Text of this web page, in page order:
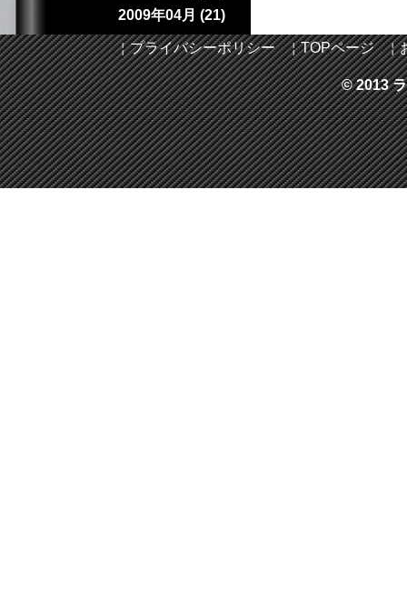
2009年04月 (21)
￤プライバシーポリシー￤TOPページ￤
© 2013